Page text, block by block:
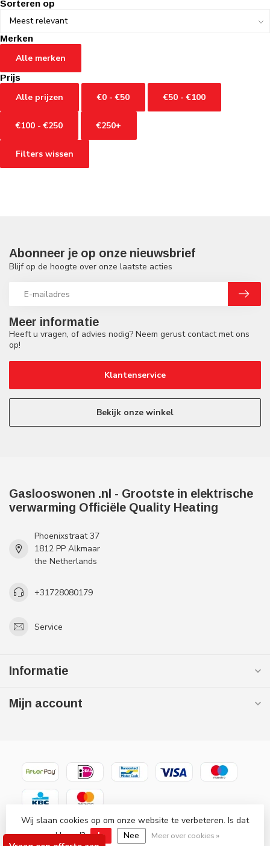
Sorteren op
Merken
Alle merken
Prijs
Alle prijzen €0 - €50 €50 - €100
€100 - €250 €250+
Filters wissen
Meer informatie
Heeft u vragen, of advies nodig? Neem gerust contact met ons
op!
Klantenservice
Bekijk onze winkel
Abonneer je op onze nieuwsbrief
Blijf op de hoogte over onze laatste acties
Gaslooswonen .nl - Grootste in elektrische
verwarming Officiële Quality Heating
Phoenixstraat 37
1812 PP Alkmaar
the Netherlands
+31728080179
Service
Informatie
Mijn account
© Copyright 2026 Gaslooswonen .nl - Grootste in elektrische
verwarming Officiële Quality Heating
Wij slaan cookies op om onze website te verbeteren. Is dat
akkoord?
Ja Nee Meer over cookies »